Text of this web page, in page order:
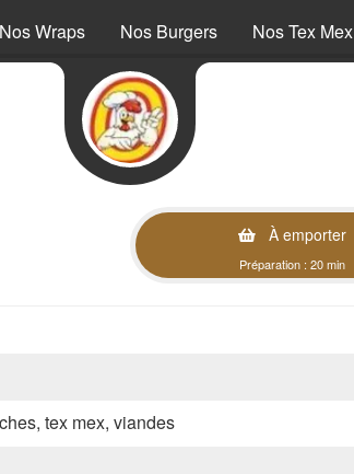
Nos Wraps Nos Burgers Nos Tex Mex
À emporter
Préparation : 20 min
tex mex, viandes